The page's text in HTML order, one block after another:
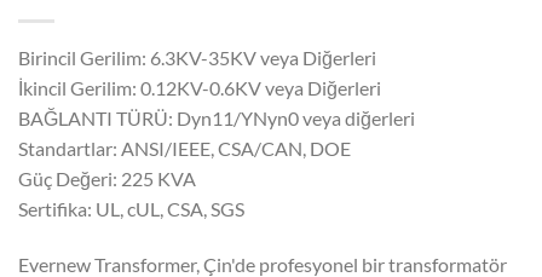
Birincil Gerilim: 6.3KV-35KV veya Diğerleri
İkincil Gerilim: 0.12KV-0.6KV veya Diğerleri
BAĞLANTI TÜRÜ: Dyn11/YNyn0 veya diğerleri
Standartlar: ANSI/IEEE, CSA/CAN, DOE
Güç Değeri: 225 KVA
Sertifika: UL, cUL, CSA, SGS
Evernew Transformer, Çin'de profesyonel bir transformatör